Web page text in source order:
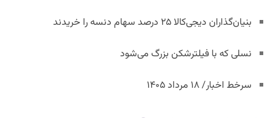
بنیان‌گذاران دیجی‌کالا ۲۵ درصد سهام دنسه را خریدند
نسلی که با فیلترشکن بزرگ می‌شود
سرخط اخبار/ ۱۸ مرداد ۱۴۰۵